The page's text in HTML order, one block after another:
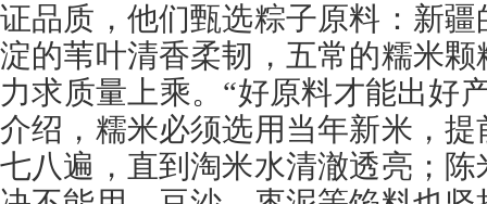
证品质，他们甄选粽子原料：新
淀的苇叶清香柔韧，五常的糯米
力求质量上乘。“好原料才能出好
介绍，糯米必须选用当年新米，
七八遍，直到淘米水清澈透亮；